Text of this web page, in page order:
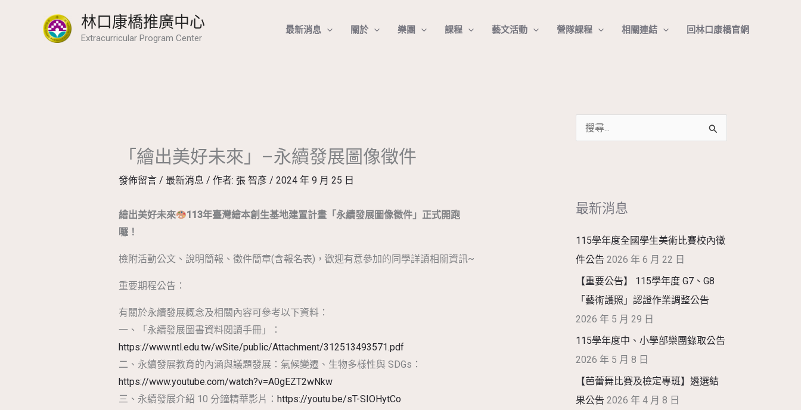
林口康橋推廣中心
Extracurricular Program Center
最新消息 關於 樂團 課程 藝文活動 營隊課程 相關連結 回林口康橋官網
「繪出美好未來」–永續發展圖像徵件
發佈留言 / 最新消息 / 作者: 張 智彥 / 2024 年 9 月 25 日
繪出美好未來
113年臺灣繪本創生基地建置計畫「永續發展圖像徵件」正式開跑
囉！
檢附活動公文、說明簡報、徵件簡章(含報名表)，歡迎有意參加的同學詳讀相關資訊~
重要期程公告：
有關於永續發展概念及相關內容可參考以下資料：
一、「永續發展圖書資料閱讀手冊」：
https://www.ntl.edu.tw/wSite/public/Attachment/312513493571.pdf
二、永續發展教育的內涵與議題發展：氣候變遷、生物多樣性與 SDGs：
https://www.youtube.com/watch?v=A0gEZT2wNkw
三、永續發展介紹 10 分鐘精華影片： https://youtu.be/sT-SIOHytCo
字
最新消息
115學年度全國學生美術比賽校內徵
件公告 2026 年 6 月 22 日
【重要公告】 115學年度 G7、G8
「藝術護照」認證作業調整公告
2026 年 5 月 29 日
115學年度中、小學部樂團錄取公告
2026 年 5 月 8 日
【芭蕾舞比賽及檢定專班】遴選結
果公告 2026 年 4 月 8 日